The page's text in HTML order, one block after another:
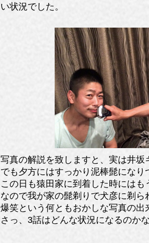
い状況でした。
写真の解説を致しますと、実は井
でも夕方にはすっかり泥棒髭にな
この日も猿田家に到着した時にはも
なので我が家の髭剃りで犬彦に剃
爆笑という何ともおかしな写真の
さっ、3話はどんな状況になるのか